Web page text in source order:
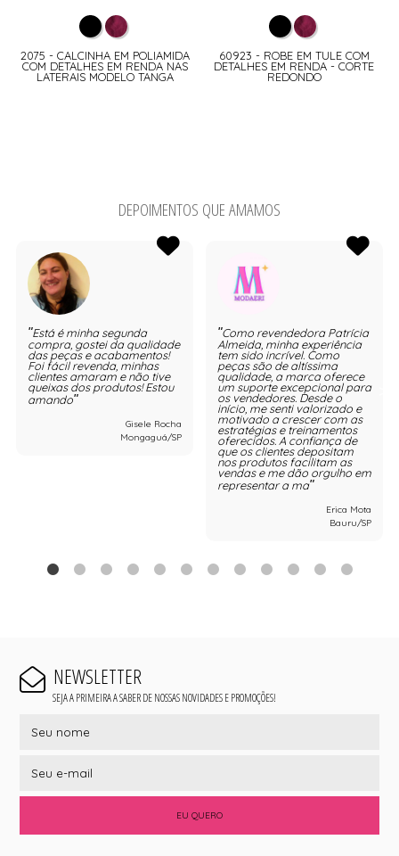
2075 - CALCINHA EM POLIAMIDA
COM DETALHES EM RENDA NAS
LATERAIS MODELO TANGA
60923 - ROBE EM TULE COM
DETALHES EM RENDA - CORTE
REDONDO
DEPOIMENTOS QUE AMAMOS
Está é minha segunda
compra, gostei da qualidade
das peças e acabamentos!
Foi fácil revenda, minhas
clientes amaram e não tive
queixas dos produtos! Estou
amando
Gisele Rocha
Mongaguá/SP
Como revendedora Patrícia
Almeida, minha experiência
tem sido incrível. Como
peças são de altíssima
qualidade, a marca oferece
um suporte excepcional para
os vendedores. Desde o
início, me senti valorizado e
motivado a crescer com as
estratégias e treinamentos
oferecidos. A confiança de
que os clientes depositam
nos produtos facilitam as
vendas e me dão orgulho em
representar a ma
Erica Mota
Bauru/SP
NEWSLETTER
SEJA A PRIMEIRA A SABER DE NOSSAS NOVIDADES E PROMOÇÕES!
EU QUERO